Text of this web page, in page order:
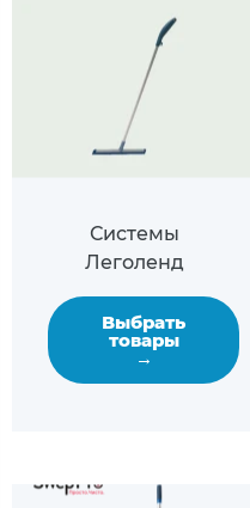
Системы
Леголенд
Выбрать
товары
→